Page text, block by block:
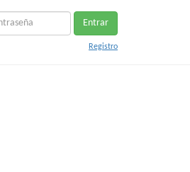
Entrar
Registro